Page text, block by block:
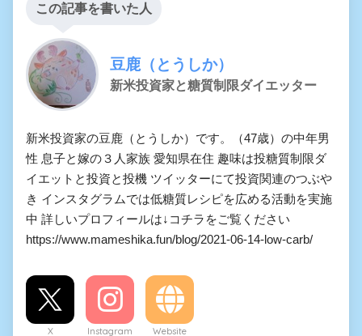
この記事を書いた人
豆鹿（とうしか）
新米投資家と糖質制限ダイエッター
新米投資家の豆鹿（とうしか）です。（47歳）の中年男
性 息子と嫁の３人家族 愛知県在住 趣味は投糖質制限ダ
イエットと投資と投機 ツイッターにて投資関連のつぶや
き インスタグラムでは低糖質レシピを広める活動を実施
中 詳しいプロフィールは↓コチラをご覧ください
https://www.mameshika.fun/blog/2021-06-14-low-carb/
X Instagram Website